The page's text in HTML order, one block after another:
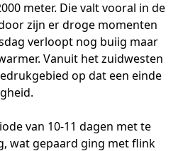
meter. Die valt vooral in de
zijn er droge momenten
verloopt nog buiig maar
Vanuit het zuidwesten
op dat een einde
van 10-11 dagen met te
wat gepaard ging met flink